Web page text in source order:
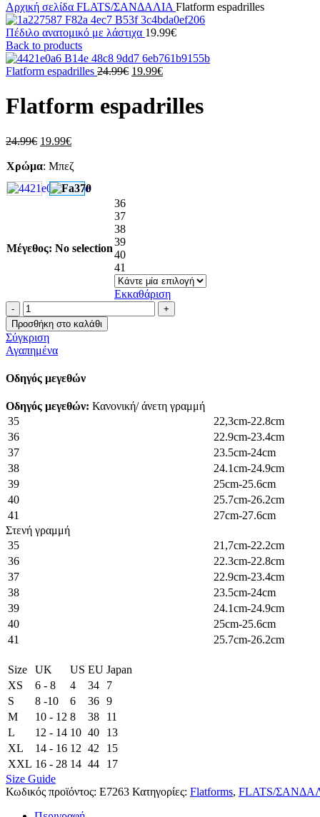
Αρχική σελίδα FLATS/ΣΑΝΔΑΛΙΑ Flatform espadrilles
Πέδιλο ανατομικό με λάστιχα 19.99€
Back to products
Flatform espadrilles 24.99€ Original
was:
24.99€.
19.99€Η
τιμή
είναι:
Flatform espadrilles
24.99€ Original
was:
24.99€.
19.99€Η
τιμή
είναι:
19.99€.
Χρώμα: Μπεζ
Μέγεθος: No selection
36
37
38
39
40
41
Εκκαθάριση
Flatform
espadrilles
ποσότητα
Προσθήκη στο καλάθι
Σύγκριση
Αγαπημένα
Οδηγός μεγεθών
Οδηγός μεγεθών: Κανονική/ άνετη γραμμή
35
22,3cm-22.8cm
36
22.9cm-23.4cm
37
23.5cm-24cm
38
24.1cm-24.9cm
39
25cm-25.6cm
40
25.7cm-26.2cm
41
27cm-27.6cm
Στενή γραμμή
35
21,7cm-22.2cm
36
22.3cm-22.8cm
37
22.9cm-23.4cm
38
23.5cm-24cm
39
24.1cm-24.9cm
40
25cm-25.6cm
41
25.7cm-26.2cm
Size UK US EU Japan
XS
6 - 8 4 34
7
S
8 -10 6 36 9
M
10 - 12 8 38
11
L
12 - 14 10 40
13
XL
14 - 16 12 42
15
XXL 16 - 28 14 44
17
Size Guide
Κωδικός προϊόντος: E7263 Κατηγορίες: Flatforms, FLATS/